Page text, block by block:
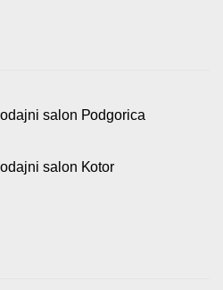
salon Podgorica
salon Kotor